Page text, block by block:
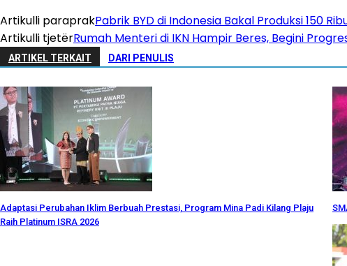
Artikulli paraprakPabrik BYD di Indonesia Bakal Produksi 150
Artikulli tjetërRumah Menteri di IKN Hampir Beres, Begini
ARTIKEL TERKAIT DARI PENULIS
Adaptasi Perubahan Iklim Berbuah Prestasi, Program Mina Padi Kilang Plaju
Raih Platinum ISRA 2026